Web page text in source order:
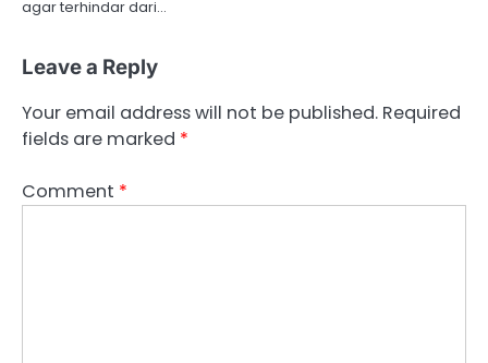
agar terhindar dari…
Leave a Reply
Your email address will not be published. Required
fields are marked *
Comment *